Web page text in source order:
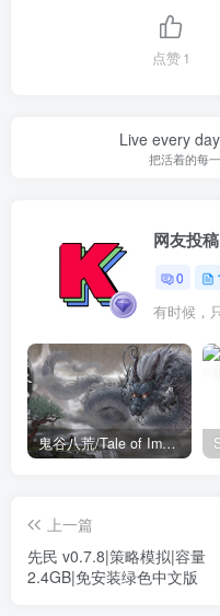
点赞1
Live every
把活着的每
网友投稿
0
有时候，
鬼谷八荒/Tale of Immortal v1.2.105.259|角色扮演|容量27.4GB|免安装绿色中文版
上一篇
先民 v0.7.8|策略模拟|容量
2.4GB|免安装绿色中文版